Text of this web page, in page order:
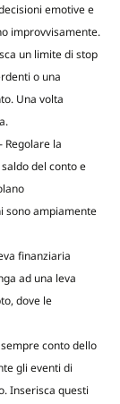
emotive e
improvvisamente.
un limite di stop
o una
Una volta
Regolare la
del conto e
sono ampiamente
finanziaria
ad una leva
dove le
sempre conto dello
gli eventi di
Inserisca questi